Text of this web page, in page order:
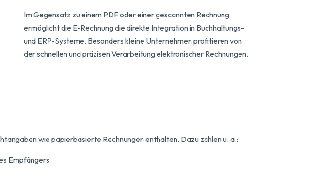
Im Gegensatz zu einem PDF oder einer gescannten Rechnung
ermöglicht die E-Rechnung die direkte Integration in Buchhaltungs-
und ERP-Systeme. Besonders kleine Unternehmen profitieren von
der schnellen und präzisen Verarbeitung elektronischer Rechnungen.
wie papierbasierte Rechnungen enthalten. Dazu zählen u. a.:
Empfängers